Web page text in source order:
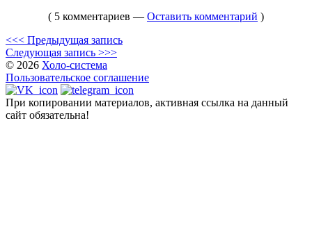
( 5 комментариев — Оставить комментарий )
<<< Предыдущая запись
Следующая запись >>>
© 2026 Холо-система
Пользовательское соглашение
При копировании материалов, активная ссылка на данный
сайт обязательна!